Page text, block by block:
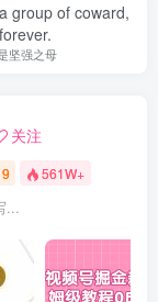
group of coward,
坚强之母
关注
9 561W+
...